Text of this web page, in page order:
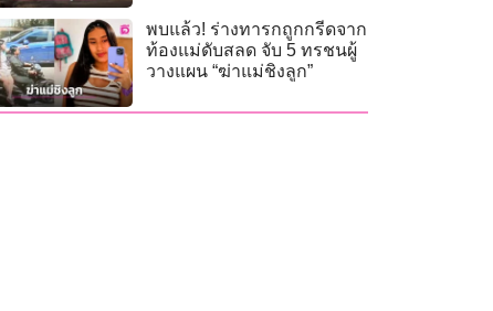
พบแล้ว! ร่างทารกถูกกรีดจาก
ท้องแม่ดับสลด จับ 5 ทรชนผู้
วางแผน “ฆ่าแม่ชิงลูก”